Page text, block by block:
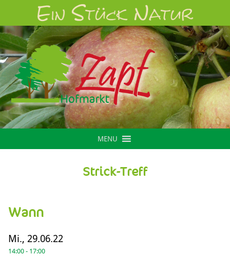
MENU
Strick-Treff
Wann
Mi., 29.06.22
14:00 - 17:00